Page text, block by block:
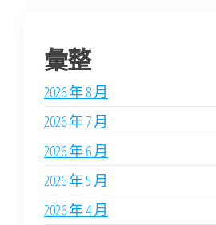
彙整
2026 年 8 月
2026 年 7 月
2026 年 6 月
2026 年 5 月
2026 年 4 月